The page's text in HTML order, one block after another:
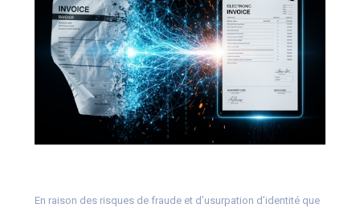
En raison des risques de fraude et d’usurpation d’identité que